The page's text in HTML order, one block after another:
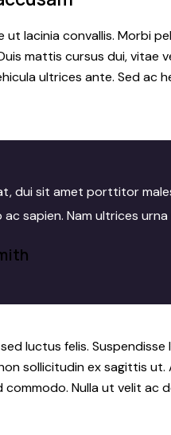
ut lacinia convallis. Morbi
mattis cursus dui, vitae
ultrices ante. Sed ac
dui sit amet porttitor
ac sapien. Nam ultrices
luctus felis.
sollicitudin ex sagittis
Nulla ut velit ac